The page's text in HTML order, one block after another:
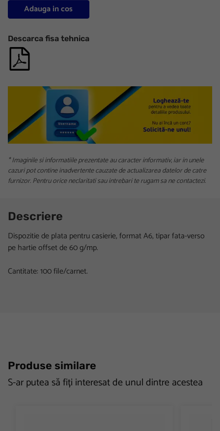
Adauga in cos
Descarca fisa tehnica
* Imaginile si informatiile prezentate au caracter informativ, iar in unele
cazuri pot contine inadvertente cauzate de actualizarea datelor de catre
furnizor. Pentru orice neclaritati sau intrebari te rugam sa ne contactezi.
Descriere
Dispozitie de plata pentru casierie, format A6, tipar fata-verso
pe hartie offset de 60 g/mp.
Cantitate: 100 file/carnet.
Produse similare
S-ar putea să fiți interesat de unul dintre acestea